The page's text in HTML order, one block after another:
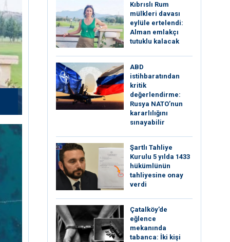
Kıbrıslı Rum
mülkleri davası
eylüle ertelendi:
Alman emlakçı
tutuklu kalacak
ABD
istihbaratından
kritik
değerlendirme:
Rusya NATO’nun
kararlılığını
sınayabilir
Şartlı Tahliye
Kurulu 5 yılda 1433
hükümlünün
tahliyesine onay
verdi
Çatalköy’de
eğlence
mekanında
tabanca: İki kişi